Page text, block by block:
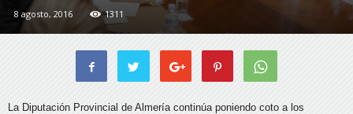
8 agosto, 2016 1311
La Diputación Provincial de Almería continúa poniendo coto a los